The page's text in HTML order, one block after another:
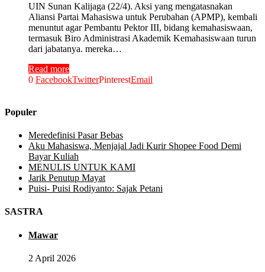
UIN Sunan Kalijaga (22/4). Aksi yang mengatasnakan
Aliansi Partai Mahasiswa untuk Perubahan (APMP), kembali
menuntut agar Pembantu Pektor III, bidang kemahasiswaan,
termasuk Biro Administrasi Akademik Kemahasiswaan turun
dari jabatanya. mereka…
Read more
0 FacebookTwitterPinterestEmail
Populer
Meredefinisi Pasar Bebas
Aku Mahasiswa, Menjajal Jadi Kurir Shopee Food Demi
Bayar Kuliah
MENULIS UNTUK KAMI
Jarik Penutup Mayat
Puisi- Puisi Rodiyanto: Sajak Petani
SASTRA
Mawar
2 April 2026